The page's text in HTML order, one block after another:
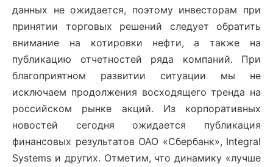
данных не ожидается, поэтому инвесторам при
принятии торговых решений следует обратить
внимание на котировки нефти, а также на
публикацию отчетностей ряда компаний. При
благоприятном развитии ситуации мы не
исключаем продолжения восходящего тренда на
российском рынке акций. Из корпоративных
новостей сегодня ожидается публикация
финансовых результатов ОАО «Сбербанк», Integral
Systems и других. Отметим, что динамику «лучше